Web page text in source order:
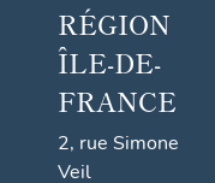
RÉGION
ÎLE-DE-
FRANCE
2, rue Simone
Veil